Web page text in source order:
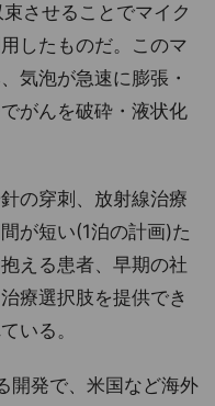
させることでマイク
したものだ。このマ
気泡が急速に膨張・
がんを破砕・液状化
の穿刺、放射線治療
が短い(1泊の計画)た
える患者、早期の社
療選択肢を提供でき
いる。
開発で、米国など海外